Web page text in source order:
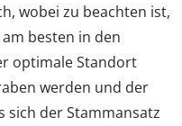
wobei zu beachten ist,
besten in den
optimale Standort
werden und der
sich der Stammansatz